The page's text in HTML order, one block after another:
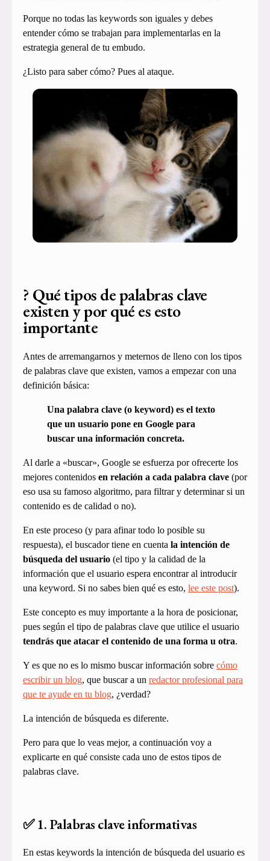
Porque no todas las keywords son iguales y debes
entender cómo se trabajan para implementarlas en la
estrategia general de tu embudo.
¿Listo para saber cómo? Pues al ataque.
? Qué tipos de palabras clave
existen y por qué es esto
importante
Antes de arremangarnos y meternos de lleno con los tipos
de palabras clave que existen, vamos a empezar con una
definición básica:
Una palabra clave (o keyword) es el texto
que un usuario pone en Google para
buscar una información concreta.
Al darle a «buscar», Google se esfuerza por ofrecerte los
mejores contenidos en relación a cada palabra clave (por
eso usa su famoso algoritmo, para filtrar y determinar si un
contenido es de calidad o no).
En este proceso (y para afinar todo lo posible su
respuesta), el buscador tiene en cuenta la intención de
búsqueda del usuario (el tipo y la calidad de la
información que el usuario espera encontrar al introducir
una keyword. Si no sabes bien qué es esto, lee este post).
Este concepto es muy importante a la hora de posicionar,
pues según el tipo de palabras clave que utilice el usuario
tendrás que atacar el contenido de una forma u otra.
Y es que no es lo mismo buscar información sobre cómo
escribir un blog, que buscar a un redactor profesional para
que te ayude en tu blog, ¿verdad?
La intención de búsqueda es diferente.
Pero para que lo veas mejor, a continuación voy a
explicarte en qué consiste cada uno de estos tipos de
palabras clave.
✅ 1. Palabras clave informativas
En estas keywords la intención de búsqueda del usuario es